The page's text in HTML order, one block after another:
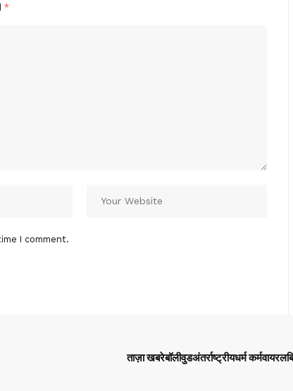
*
I comment.
ताज़ा खबरेबॉलीवुडअंतर्राष्ट्रीयधर्म कर्मवायरल